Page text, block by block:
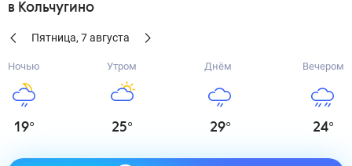
в Кольчугино
Пятница, 7августа
Ночью
19°
Утром
25°
Днём
29°
Вечером
24°